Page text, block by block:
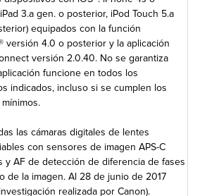
3.a gen. o posterior, iPod Touch 5.a
equipados con la función
versión 4.0 o posterior y la aplicación
versión 2.0.40. No se garantiza
funcione en todos los
indicados, incluso si se cumplen los
las cámaras digitales de lentes
con sensores de imagen APS-C
y AF de detección de diferencia de fases
de la imagen. Al 28 de junio de 2017
realizada por Canon).